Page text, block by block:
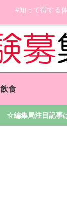
#知って得する
飲食
☆編集局注目記事